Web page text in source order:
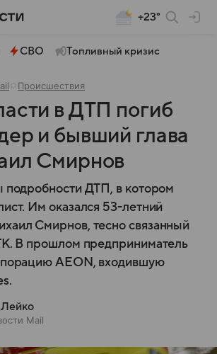
+23°
СВО Топливный кризис
Происшествия
в ДТП погиб
и бывший глава
Смирнов
подробности ДТП, в котором
Им оказался 53-летний
Смирнов, тесно связанный
В прошлом предприниматель
AEON, входившую
Mail